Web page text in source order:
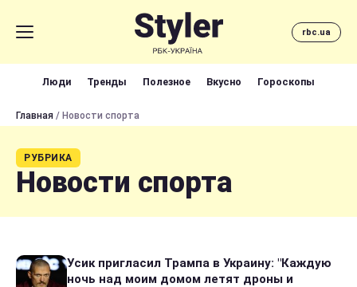
rbc.ua
Люди Тренды Полезное Вкусно Гороскопы
Главная / Новости спорта
РУБРИКА
Новости спорта
Усик пригласил Трампа в Украину: "Каждую
ночь над моим домом летят дроны и